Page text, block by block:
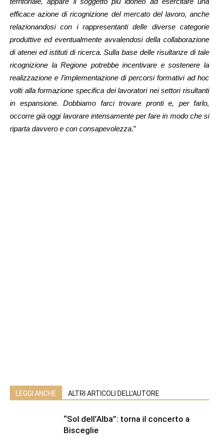
efficace azione di ricognizione del mercato del lavoro, anche
relazionandosi con i rappresentanti delle diverse categorie
produttive ed eventualmente avvalendosi della collaborazione
di atenei ed istituti di ricerca. Sulla base delle risultanze di tale
ricognizione la Regione potrebbe incentivare e sostenere la
realizzazione e l’implementazione di percorsi formativi ad hoc
volti alla formazione specifica dei lavoratori nei settori risultanti
in espansione. Dobbiamo farci trovare pronti e, per farlo,
occorre già oggi lavorare intensamente per fare in modo che si
riparta davvero e con consapevolezza.”
LEGGI ANCHE ALTRI ARTICOLI DELL'AUTORE
“Sol dell’Alba”: torna il concerto a
Bisceglie